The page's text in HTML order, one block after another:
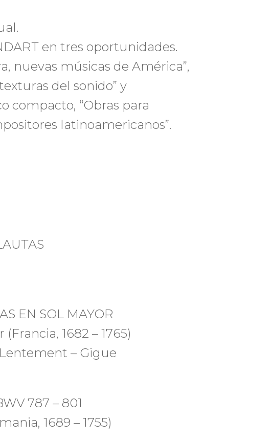
en tres oportunidades.
nuevas músicas de América”,
del sonido” y
compacto, “Obras para
latinoamericanos”.
EN SOL MAYOR
1682 – 1765)
– Gigue
787 – 801
1689 – 1755)